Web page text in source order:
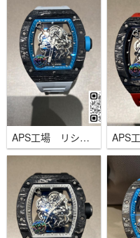
APS工場 リシャール・ミル RM055 NTPTカーボン RMUL2ムーブメント